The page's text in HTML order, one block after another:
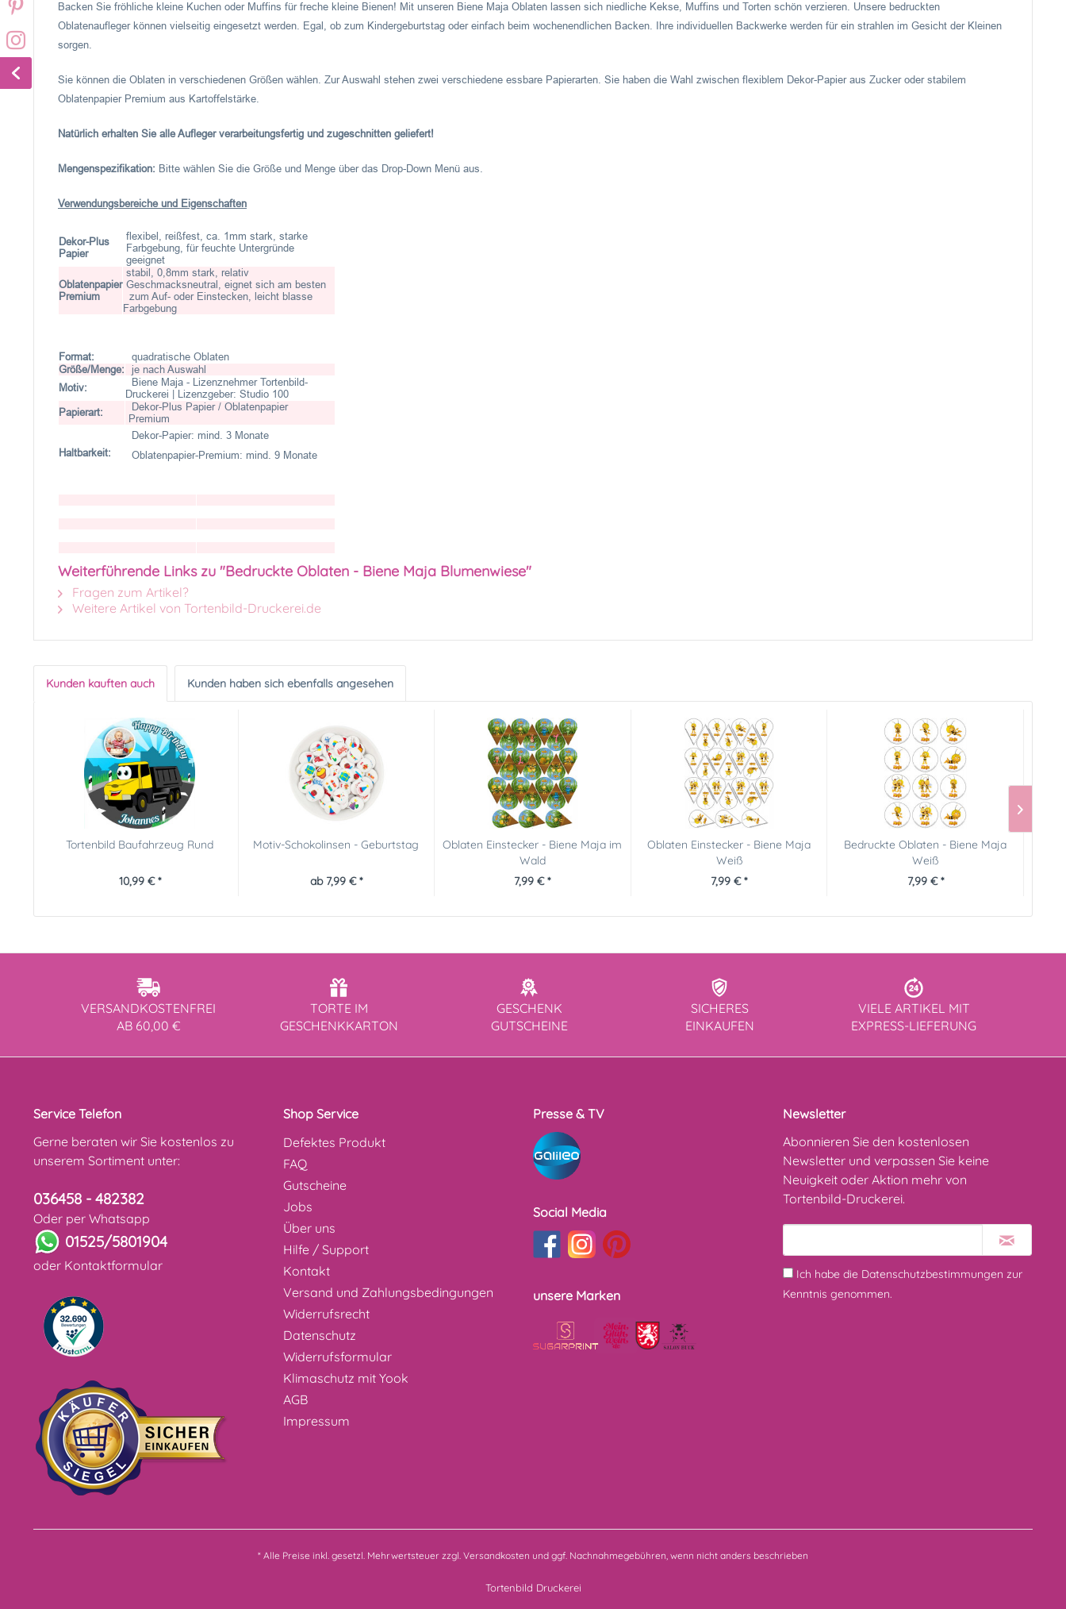
Backen Sie fröhliche kleine Kuchen oder Muffins für freche kleine Bienen! Mit unseren Biene Maja Oblaten lassen sich niedliche Kekse, Muffins und Torten schön verzieren. Unsere bedruckten
Oblatenaufleger können vielseitig eingesetzt werden. Egal, ob zum Kindergeburtstag oder einfach beim wochenendlichen Backen. Ihre individuellen Backwerke werden für ein strahlen im Gesicht der Kleinen
sorgen.
Sie können die Oblaten in verschiedenen Größen wählen. Zur Auswahl stehen zwei verschiedene essbare Papierarten. Sie haben die Wahl zwischen flexiblem Dekor-Papier aus Zucker oder stabilem
Oblatenpapier Premium aus Kartoffelstärke.
Natürlich erhalten Sie alle Aufleger verarbeitungsfertig und zugeschnitten geliefert!
Mengenspezifikation: Bitte wählen Sie die Größe und Menge über das Drop-Down Menü aus.
Verwendungsbereiche und Eigenschaften
Dekor-Plus
Papier
flexibel, reißfest, ca. 1mm stark, starke
Farbgebung, für feuchte Untergründe
geeignet
Oblatenpapier
Premium
stabil, 0,8mm stark, relativ
Geschmacksneutral, eignet sich am besten
zum Auf- oder Einstecken, leicht blasse
Farbgebung
Format:
quadratische Oblaten
Größe/Menge:
je nach Auswahl
Motiv:
Biene Maja - Lizenznehmer Tortenbild-
Druckerei | Lizenzgeber: Studio 100
Papierart:
Dekor-Plus Papier / Oblatenpapier
Premium
Haltbarkeit:
Dekor-Papier: mind. 3 Monate
Oblatenpapier-Premium: mind. 9 Monate
Weiterführende Links zu "Bedruckte Oblaten - Biene Maja Blumenwiese"
Fragen zum Artikel?
Weitere Artikel von Tortenbild-Druckerei.de
Kunden kauften auch Kunden haben sich ebenfalls angesehen
Tortenbild Baufahrzeug Rund
10,99 € *
Motiv-Schokolinsen - Geburtstag
ab 7,99 € *
Oblaten Einstecker - Biene Maja im
Wald
7,99 € *
Oblaten Einstecker - Biene Maja
Weiß
7,99 € *
Bedruckte Oblaten - Biene Maja
Weiß
7,99 € *
VERSANDKOSTENFREI
AB 60,00 €
TORTE IM
GESCHENKKARTON
GESCHENK
GUTSCHEINE
SICHERES
EINKAUFEN
VIELE ARTIKEL MIT
EXPRESS-LIEFERUNG
Service Telefon
Gerne beraten wir Sie kostenlos zu
unserem Sortiment unter:
036458 - 482382
Oder per Whatsapp
01525/5801904
oder Kontaktformular
Shop Service
Defektes Produkt
FAQ
Gutscheine
Jobs
Über uns
Hilfe / Support
Kontakt
Versand und Zahlungsbedingungen
Widerrufsrecht
Datenschutz
Widerrufsformular
Klimaschutz mit Yook
AGB
Impressum
Presse & TV
Social Media
unsere Marken
Newsletter
Abonnieren Sie den kostenlosen
Newsletter und verpassen Sie keine
Neuigkeit oder Aktion mehr von
Tortenbild-Druckerei.
Ich habe die Datenschutzbestimmungen zur
Kenntnis genommen.
* Alle Preise inkl. gesetzl. Mehrwertsteuer zzgl. Versandkosten und ggf. Nachnahmegebühren, wenn nicht anders beschrieben
Tortenbild Druckerei